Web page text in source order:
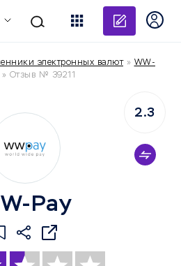
электронных валют» WW-
» Отзыв № 39211
Pay
2.3